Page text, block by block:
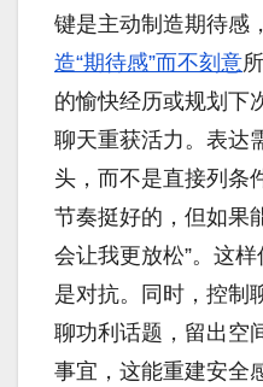
键是主动制造期待感
造“期待感”而不刻意
的愉快经历或规划下
聊天重获活力。表达
头，而不是直接列条
节奏挺好的，但如果
会让我更放松”。这
是对抗。同时，控制
聊功利话题，留出空
事宜，这能重建安全